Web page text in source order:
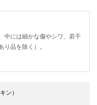
中には細かな傷やシワ、若干
品を除く）。
ン）